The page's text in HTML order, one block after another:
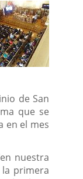
de San
que se
en el mes
nuestra
primera